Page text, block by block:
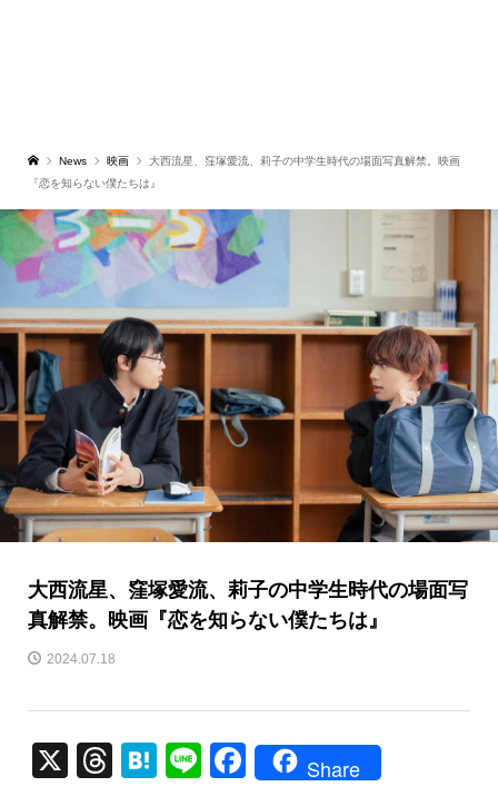
News 映画
大西流星、窪塚愛流、莉子の中学生時代の場面写真解禁。映画
『恋を知らない僕たちは』
大西流星、窪塚愛流、莉子の中学生時代の場面写
真解禁。映画『恋を知らない僕たちは』
2024.07.18
X
T
H
Li
F
Share